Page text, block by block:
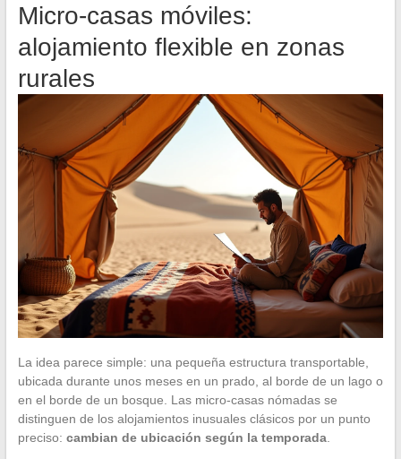
Micro-casas móviles:
alojamiento flexible en zonas
rurales
La idea parece simple: una pequeña estructura transportable,
ubicada durante unos meses en un prado, al borde de un lago o
en el borde de un bosque. Las micro-casas nómadas se
distinguen de los alojamientos inusuales clásicos por un punto
preciso: cambian de ubicación según la temporada.